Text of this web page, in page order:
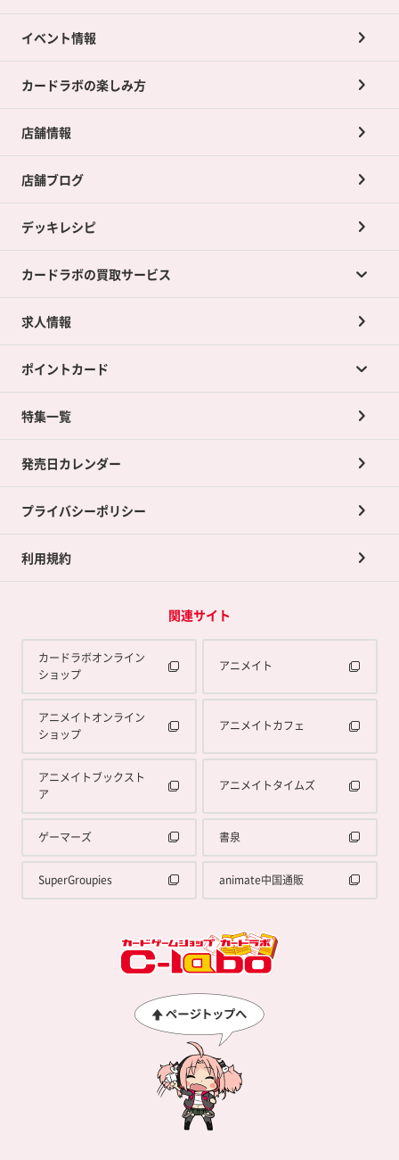
イベント情報
カードラボの楽しみ方
店舗情報
店舗ブログ
デッキレシピ
カードラボの買取サービス
カードラボの買取サービスTOP
店舗買取について
ネット買取について
買取承諾書について
求人情報
ポイントカード
ポイントカードTOP
ポイント交換景品
特集一覧
発売日カレンダー
プライバシーポリシー
利用規約
関連サイト
カードラボオンライン
ショップ
アニメイト
アニメイトオンライン
ショップ
アニメイトカフェ
アニメイトブックスト
ア
アニメイトタイムズ
ゲーマーズ 書泉
SuperGroupies animate中国通販